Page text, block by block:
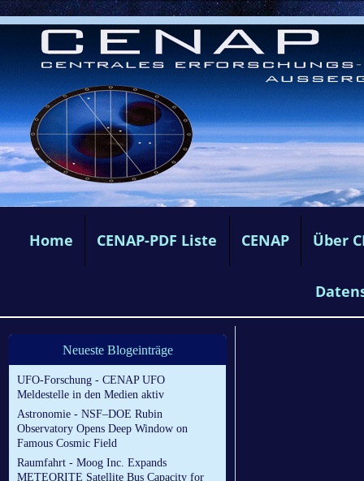
Home CENAP-PDF Liste CENAP Über
Neueste Blogeinträge
UFO-Forschung - CENAP UFO
Meldestelle in den Medien aktiv
Astronomie - NSF–DOE Rubin
Observatory Opens Deep Window on
Famous Cosmic Field
Raumfahrt - Moog Inc. Expands
METEORITE Satellite Bus Capacity for